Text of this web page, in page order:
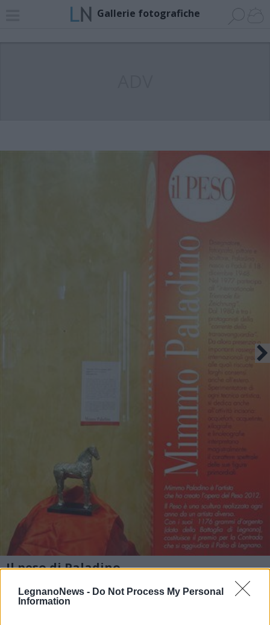
LegnanoNews - Do Not Process My Personal
Information
Gallerie fotografiche
Il peso di Paladino
1 di 28